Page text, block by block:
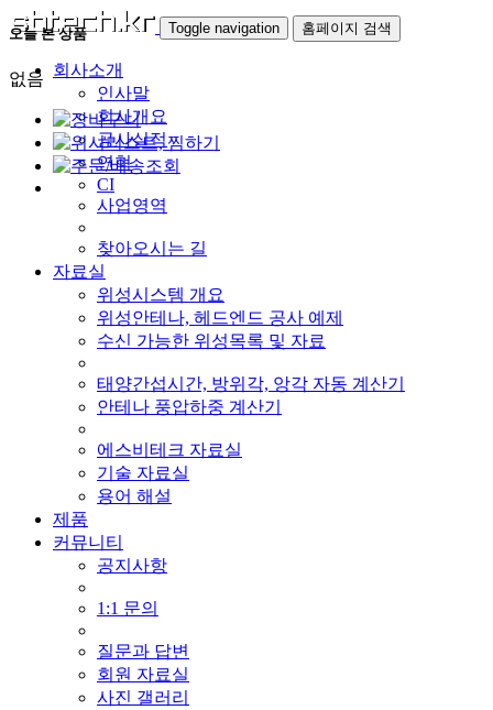
Toggle navigation 홈페이지 검색
회사소개
인사말
회사개요
공사실적
연혁
CI
사업영역
찾아오시는 길
자료실
위성시스템 개요
위성안테나, 헤드엔드 공사 예제
수신 가능한 위성목록 및 자료
태양간섭시간, 방위각, 앙각 자동 계산기
안테나 풍압하중 계산기
에스비테크 자료실
기술 자료실
용어 해설
제품
커뮤니티
공지사항
1:1 문의
질문과 답변
회원 자료실
사진 갤러리
오늘 본 상품
없음